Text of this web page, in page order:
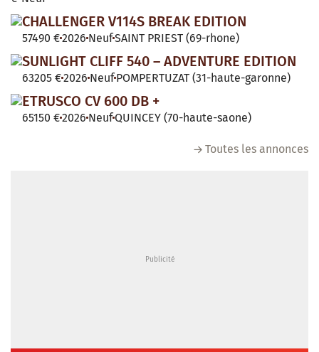
CHALLENGER V114S BREAK EDITION
57490 €2026 NeufSAINT PRIEST (69-rhone)
SUNLIGHT CLIFF 540 – ADVENTURE EDITION
63205 €2026 Neuf POMPERTUZAT (31-haute-garonne)
ETRUSCO CV 600 DB +
65150 €2026 Neuf QUINCEY (70-haute-saone)
Toutes les annonces